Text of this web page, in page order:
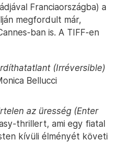
Franciaországba) a
megfordult már,
ban is. A TIFF-en
(Irréversible)
Bellucci
az üresség (Enter
thrillert, ami egy fiatal
kívüli élményét követi